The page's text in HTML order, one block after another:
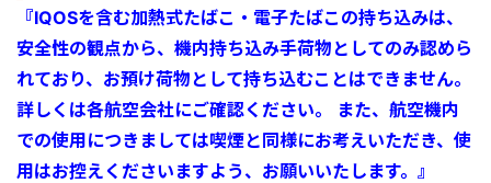
『IQOSを含む加熱式たばこ・電子たばこの持ち込みは、
安全性の観点から、機内持ち込み手荷物としてのみ認めら
れており、お預け荷物として持ち込むことはできません。
詳しくは各航空会社にご確認ください。 また、航空機内
での使用につきましては喫煙と同様にお考えいただき、使
用はお控えくださいますよう、お願いいたします。 』